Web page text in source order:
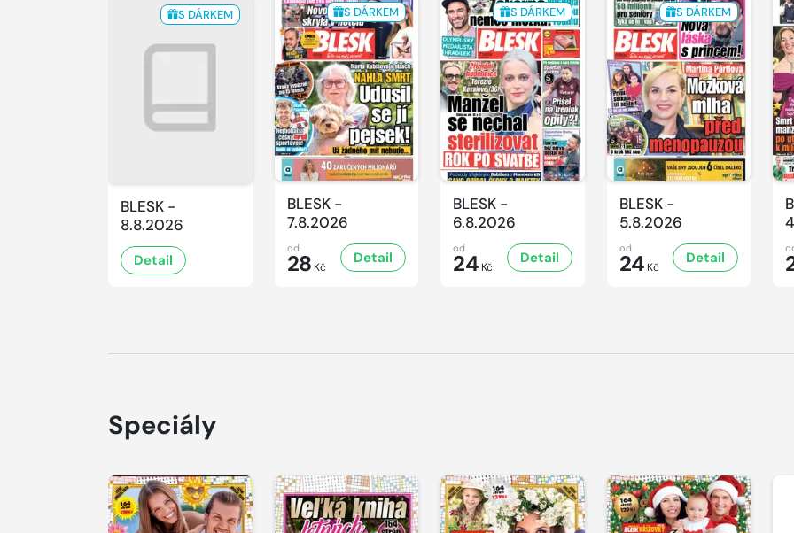
S DÁRKEM
BLESK -
8.8.2026
Detail
S DÁRKEM
BLESK -
7.8.2026
od
28 Kč
Detail
S DÁRKEM
BLESK -
6.8.2026
od
24 Kč
Detail
S DÁRKEM
BLESK -
5.8.2026
od
24 Kč
Detail
Speciály